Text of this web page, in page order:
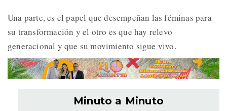
Una parte, es el papel que desempeñan las féminas para
su transformación y el otro es que hay relevo
generacional y que su movimiento sigue vivo.
Minuto a Minuto